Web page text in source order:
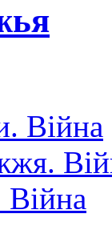
Війна
Війна